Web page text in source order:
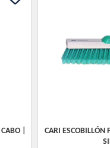
|
CARI ESCOBILLÓN